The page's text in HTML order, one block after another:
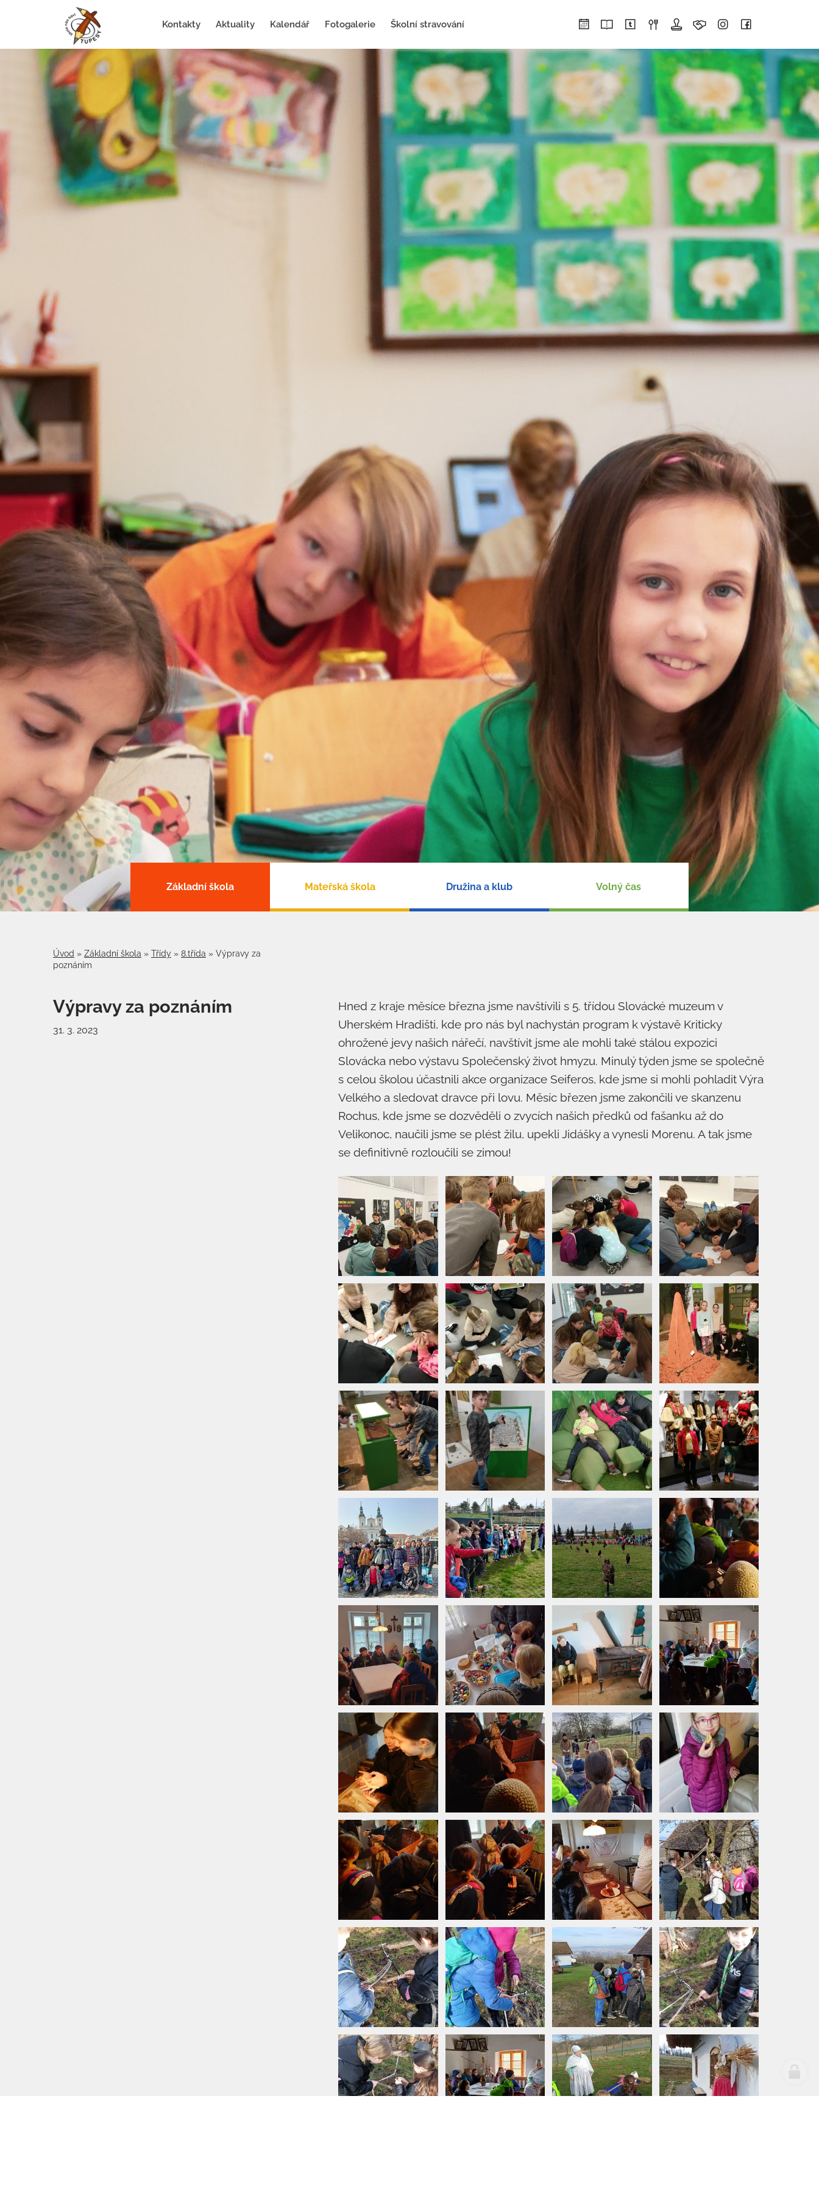
Kontakty Aktuality Kalendář Fotogalerie Školní stravování
Základní škola Mateřská škola Družina a klub Volný čas
Úvod » Základní škola » Třídy » 8.třída » Výpravy za
poznáním
Výpravy za poznáním
31. 3. 2023
Hned z kraje měsíce března jsme navštívili s 5. třídou Slovácké muzeum v
Uherském Hradišti, kde pro nás byl nachystán program k výstavě Kriticky
ohrožené jevy našich nářečí, navštívit jsme ale mohli také stálou expozici
Slovácka nebo výstavu Společenský život hmyzu. Minulý týden jsme se společně
s celou školou účastnili akce organizace Seiferos, kde jsme si mohli pohladit Výra
Velkého a sledovat dravce při lovu. Měsíc březen jsme zakončili ve skanzenu
Rochus, kde jsme se dozvěděli o zvycích našich předků od fašanku až do
Velikonoc, naučili jsme se plést žilu, upekli Jidášky a vynesli Morenu. A tak jsme
se definitivně rozloučili se zimou!